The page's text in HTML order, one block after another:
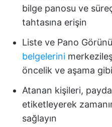
bilge panosu ve
tahtasına erişin
Liste ve Pano
belgelerini
öncelik ve aşama
Atanan kişileri,
etiketleyerek
sağlayın